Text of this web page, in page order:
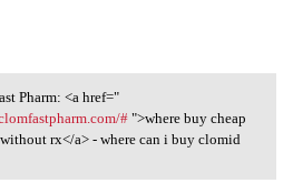
Pharm: <a href="
Pharm: <a href="
#">where buy cheap
rx</a> - where can i buy clomid